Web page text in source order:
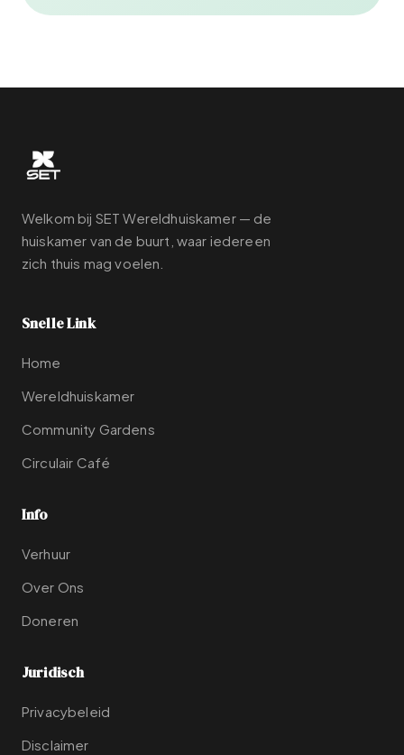
Welkom bij SET Wereldhuiskamer — de
huiskamer van de buurt, waar iedereen
zich thuis mag voelen.
Snelle Link
Home
Wereldhuiskamer
Community Gardens
Circulair Café
Info
Verhuur
Over Ons
Doneren
Juridisch
Privacybeleid
Disclaimer